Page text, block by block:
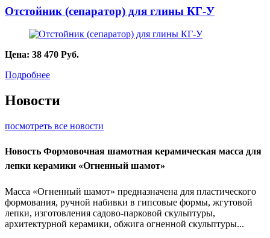
Отстойник (сепаратор) для глины КГ-У
Цена: 38 470 Руб.
Подробнее
Новости
посмотреть все новости
Новость Формовочная шамотная керамическая масса для
лепки керамики «Огненный шамот»
Масса «Огненный шамот» предназначена для пластического
формования, ручной набивки в гипсовые формы, жгутовой
лепки, изготовления садово-парковой скульптуры,
архитектурной керамики, обжига огненной скульптуры...